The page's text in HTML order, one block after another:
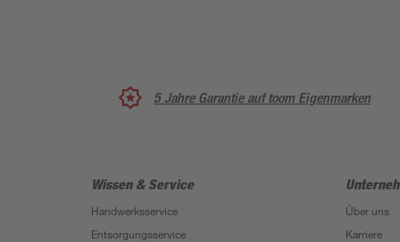
5 Jahre Garantie auf toom Eigenmarken
Wissen & Service
Handwerksservice
Entsorgungsservice
Über uns
Karriere